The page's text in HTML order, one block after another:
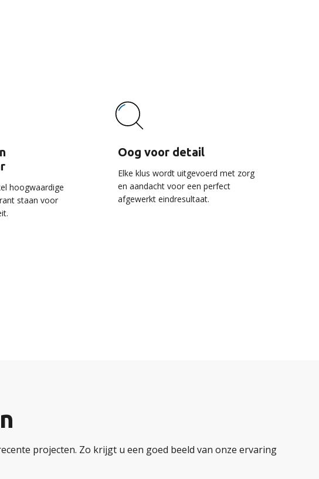
hoogwaardige
staan voor
Oog voor detail
Elke klus wordt uitgevoerd met zorg
en aandacht voor een perfect
afgewerkt eindresultaat.
projecten. Zo krijgt u een goed beeld van onze ervaring